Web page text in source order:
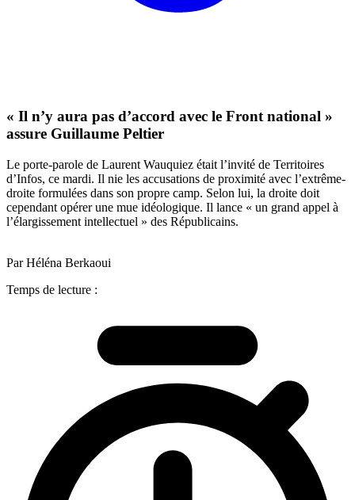
« Il n’y aura pas d’accord avec le Front national »
assure Guillaume Peltier
Le porte-parole de Laurent Wauquiez était l’invité de Territoires
d’Infos, ce mardi. Il nie les accusations de proximité avec l’extrême-
droite formulées dans son propre camp. Selon lui, la droite doit
cependant opérer une mue idéologique. Il lance « un grand appel à
l’élargissement intellectuel » des Républicains.
Par Héléna Berkaoui
Temps de lecture :